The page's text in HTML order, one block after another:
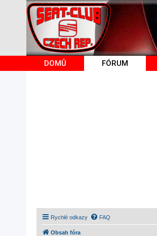
DOMŮ FÓRUM
Rychlé odkazy FAQ
Obsah fóra